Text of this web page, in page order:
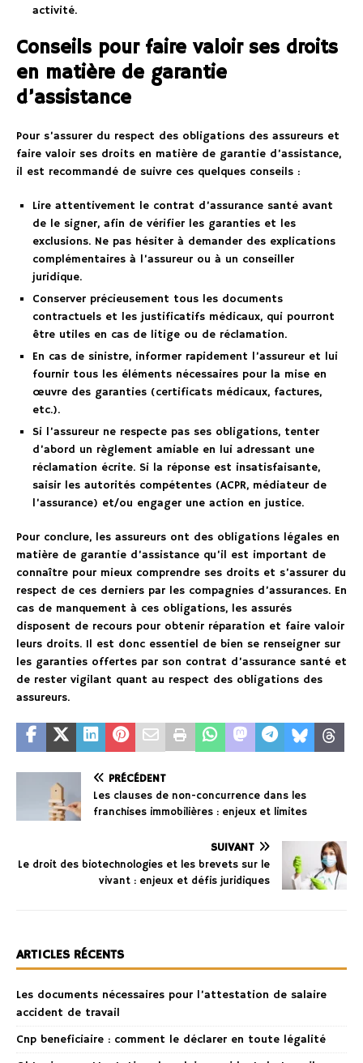
activité.
Conseils pour faire valoir ses droits
en matière de garantie
d’assistance
Pour s’assurer du respect des obligations des assureurs et
faire valoir ses droits en matière de garantie d’assistance,
il est recommandé de suivre ces quelques conseils :
Lire attentivement le contrat d’assurance santé avant
de le signer, afin de vérifier les garanties et les
exclusions. Ne pas hésiter à demander des explications
complémentaires à l’assureur ou à un conseiller
juridique.
Conserver précieusement tous les documents
contractuels et les justificatifs médicaux, qui pourront
être utiles en cas de litige ou de réclamation.
En cas de sinistre, informer rapidement l’assureur et lui
fournir tous les éléments nécessaires pour la mise en
œuvre des garanties (certificats médicaux, factures,
etc.).
Si l’assureur ne respecte pas ses obligations, tenter
d’abord un règlement amiable en lui adressant une
réclamation écrite. Si la réponse est insatisfaisante,
saisir les autorités compétentes (ACPR, médiateur de
l’assurance) et/ou engager une action en justice.
Pour conclure, les assureurs ont des obligations légales en
matière de garantie d’assistance qu’il est important de
connaître pour mieux comprendre ses droits et s’assurer du
respect de ces derniers par les compagnies d’assurances. En
cas de manquement à ces obligations, les assurés
disposent de recours pour obtenir réparation et faire valoir
leurs droits. Il est donc essentiel de bien se renseigner sur
les garanties offertes par son contrat d’assurance santé et
de rester vigilant quant au respect des obligations des
assureurs.
PRÉCÉDENT
Les clauses de non-concurrence dans les
franchises immobilières : enjeux et limites
SUIVANT
Le droit des biotechnologies et les brevets sur le
vivant : enjeux et défis juridiques
ARTICLES RÉCENTS
Les documents nécessaires pour l’attestation de salaire
accident de travail
Cnp beneficiaire : comment le déclarer en toute légalité